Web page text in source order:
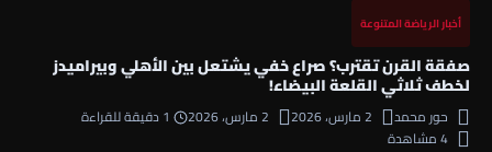
أخبار الرياضة المتنوعة
صفقة القرن تقترب؟ صراع خفي يشتعل بين الأهلي وبيراميدز
لخطف ثلاثي القلعة البيضاء!
حور محمد 2 مارس، 2026 2 مارس، 2026
1 دقيقة للقراءة
4 مشاهدة